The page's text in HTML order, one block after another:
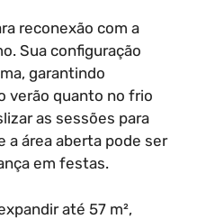
reconexão com a
Sua configuração
garantindo
verão quanto no frio
as sessões para
a área aberta pode ser
em festas.
até 57 m²,